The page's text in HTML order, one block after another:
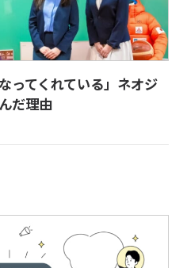
ってくれている」ネオジ
だ理由